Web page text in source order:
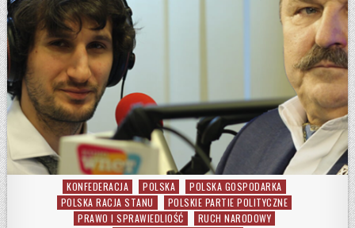
Posted in
KONFEDERACJA POLSKA
POLSKA GOSPODARKA
POLSKA RACJA STANU
POLSKIE PARTIE POLITYCZNE
PRAWO I SPRAWIEDLIOŚĆ
RUCH NARODOWY